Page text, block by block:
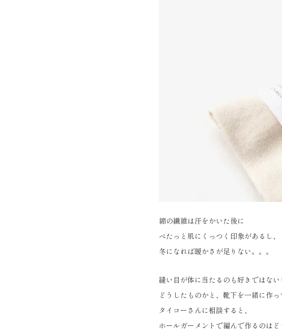
綿の繊維は汗をかいた後に
べたっと肌にくっつく印象があるし、
冬になれば暖かさが足りない。。。
縫い目が体に当たるのも好きではない
どうしたものかと、靴下を一緒に作っ
タイコーさんに相談すると、
ホールガーメントで編んで作るのはど